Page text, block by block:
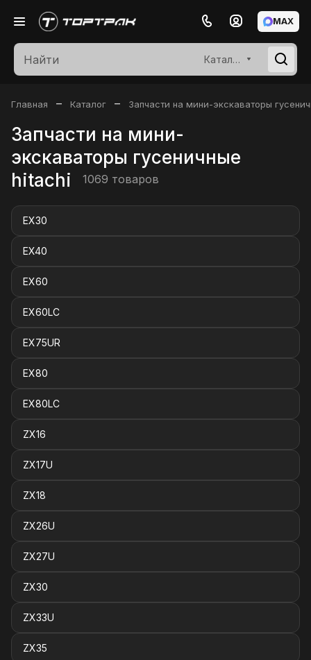
Каталог
MAX
Главная – Каталог – Запчасти на мини-экскаваторы
Запчасти на мини-
экскаваторы гусеничные
hitachi
1069 товаров
EX30
EX40
EX60
EX60LC
EX75UR
EX80
EX80LC
ZX16
ZX17U
ZX18
ZX26U
ZX27U
ZX30
ZX33U
ZX35